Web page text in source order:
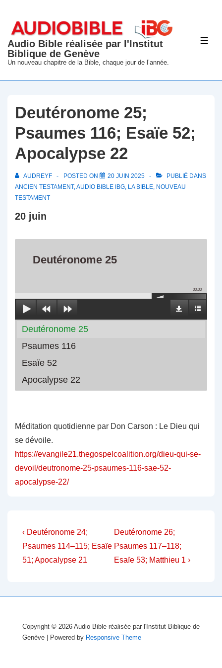
passer
contenu
principal
Audio Bible réalisée par l'Institut
Biblique de Genève
Un nouveau chapitre de la Bible, chaque jour de l’année.
Deutéronome 25;
Psaumes 116; Esaïe 52;
Apocalypse 22
AUDREYF POSTED ON 20 JUIN 2025
PUBLIÉ DANS
ANCIEN TESTAMENT,AUDIO BIBLE IBG, LA BIBLE, NOUVEAU
TESTAMENT
20 juin
Deutéronome 25
00:00
Deutéronome 25
Psaumes 116
Esaïe 52
Apocalypse 22
Méditation quotidienne par Don Carson : Le Dieu qui
se dévoile.
https://evangile21.thegospelcoalition.org/dieu-qui-se-
devoil/deutronome-25-psaumes-116-sae-52-
apocalypse-22/
Navigation
de
l’article
Previous
Post
is
‹ Deutéronome 24;
Psaumes 114–115; Esaïe
51; Apocalypse 21
Next
Post
is
Deutéronome 26;
Psaumes 117–118;
Esaïe 53; Matthieu 1 ›
Copyright © 2026 Audio Bible réalisée par l'Institut Biblique de
Genève
| Powered by Responsive Theme